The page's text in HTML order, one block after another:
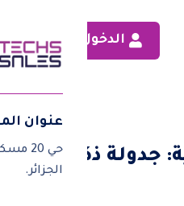
الدخول
عنوان
حي 20 مسكن، مقابل وكالة جازي،
الجزائر.
جدولة ذكية